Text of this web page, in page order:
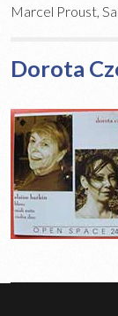
Marcel Proust,
Dorota